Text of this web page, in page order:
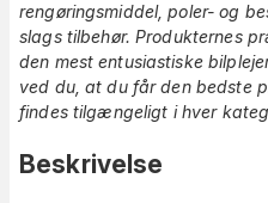
rengøringsmiddel, poler- og
slags tilbehør. Produkternes
den mest entusiastiske
ved du, at du får den bedste
findes tilgængeligt i hver
Beskrivelse